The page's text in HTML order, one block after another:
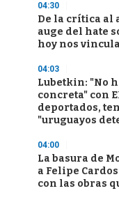
04:30
De la crítica al
auge del hate
hoy nos
04:03
Lubetkin: "No
concreta" con
deportados,
"uruguayos
04:00
La basura de
a Felipe
con las obras